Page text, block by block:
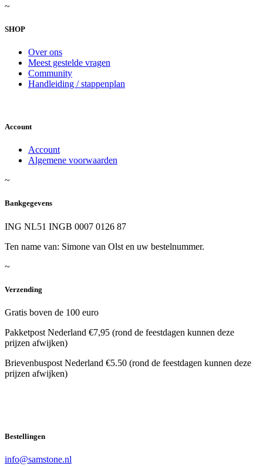
~
SHOP
Over ons
Meest gestelde vragen
Community
Handleiding / stappenplan
Account
Account
Algemene voorwaarden
~
Bankgegevens
ING NL51 INGB 0007 0126 87
Ten name van: Simone van Olst en uw bestelnummer.
~
Verzending
Gratis boven de 100 euro
Pakketpost Nederland €7,95 (rond de feestdagen kunnen deze
prijzen afwijken)
Brievenbuspost Nederland €5.50 (rond de feestdagen kunnen deze
prijzen afwijken)
Bestellingen
info@samstone.nl